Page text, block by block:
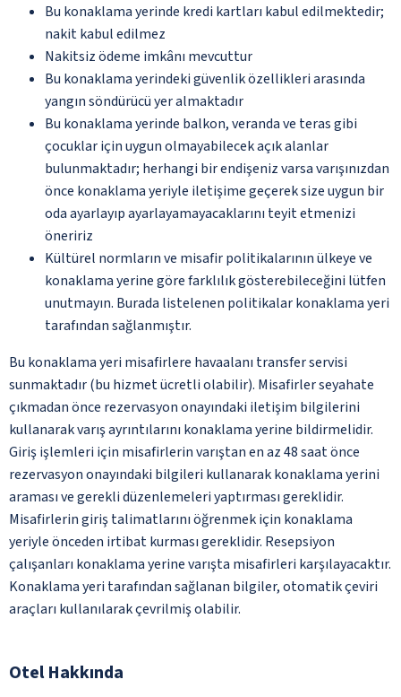
Bu konaklama yerinde kredi kartları kabul edilmektedir;
nakit kabul edilmez
Nakitsiz ödeme imkânı mevcuttur
Bu konaklama yerindeki güvenlik özellikleri arasında
yangın söndürücü yer almaktadır
Bu konaklama yerinde balkon, veranda ve teras gibi
çocuklar için uygun olmayabilecek açık alanlar
bulunmaktadır; herhangi bir endişeniz varsa varışınızdan
önce konaklama yeriyle iletişime geçerek size uygun bir
oda ayarlayıp ayarlayamayacaklarını teyit etmenizi
öneririz
Kültürel normların ve misafir politikalarının ülkeye ve
konaklama yerine göre farklılık gösterebileceğini lütfen
unutmayın. Burada listelenen politikalar konaklama yeri
tarafından sağlanmıştır.
Bu konaklama yeri misafirlere havaalanı transfer servisi
sunmaktadır (bu hizmet ücretli olabilir). Misafirler seyahate
çıkmadan önce rezervasyon onayındaki iletişim bilgilerini
kullanarak varış ayrıntılarını konaklama yerine bildirmelidir.
Giriş işlemleri için misafirlerin varıştan en az 48 saat önce
rezervasyon onayındaki bilgileri kullanarak konaklama yerini
araması ve gerekli düzenlemeleri yaptırması gereklidir.
Misafirlerin giriş talimatlarını öğrenmek için konaklama
yeriyle önceden irtibat kurması gereklidir. Resepsiyon
çalışanları konaklama yerine varışta misafirleri karşılayacaktır.
Konaklama yeri tarafından sağlanan bilgiler, otomatik çeviri
araçları kullanılarak çevrilmiş olabilir.
Otel Hakkında